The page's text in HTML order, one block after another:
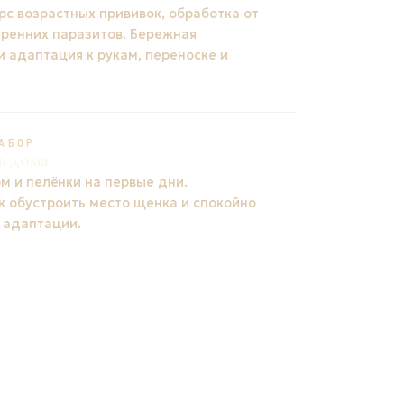
возрастных прививок, обработка от
паразитов. Бережная
адаптация к рукам, переноске и
и пелёнки на первые дни.
обустроить место щенка и спокойно